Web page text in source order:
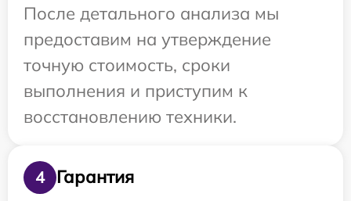
После детального анализа мы
предоставим на утверждение
точную стоимость, сроки
выполнения и приступим к
восстановлению техники.
4
Гарантия